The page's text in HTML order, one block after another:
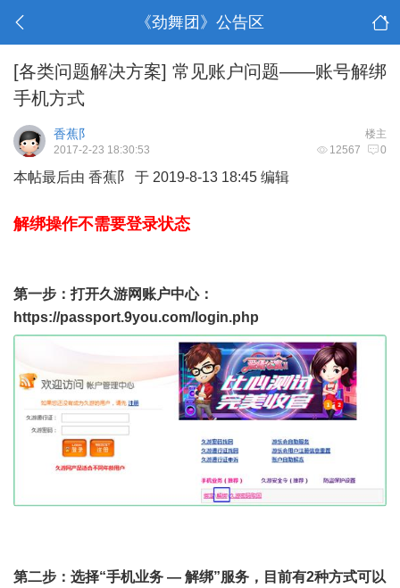
《劲舞团》公告区
[各类问题解决方案] 常见账户问题——账号解绑
手机方式
楼主
香蕉阝
12567 0
2017-2-23 18:30:53
本帖最后由 香蕉阝 于 2019-8-13 18:45 编辑
解绑操作不需要登录状态
第一步：打开久游网账户中心：
https://passport.9you.com/login.php
第二步：选择“手机业务 — 解绑”服务，目前有2种方式可以